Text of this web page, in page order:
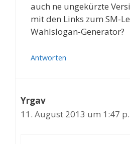
auch ne ungekürzte
mit den Links zum SM-
Wahlslogan-Generator?
Antworten
Yrgav
11. August 2013 um 1:47